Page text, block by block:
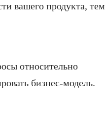
вашего продукта, тем
относительно
бизнес-модель.